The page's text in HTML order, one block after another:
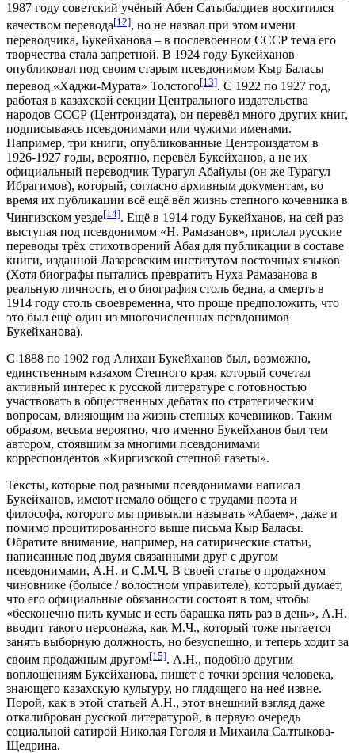
1987 году советский учёный Абен Сатыбалдиев восхитился
качеством перевода[12], но не назвал при этом имени
переводчика, Букейханова – в послевоенном СССР тема его
творчества стала запретной. В 1924 году Букейханов
опубликовал под своим старым псевдонимом Кыр Баласы
перевод «Хаджи-Мурата» Толстого[13]. С 1922 по 1927 год,
работая в казахской секции Центрального издательства
народов СССР (Центроиздата), он перевёл много других книг,
подписываясь псевдонимами или чужими именами.
Например, три книги, опубликованные Центроиздатом в
1926-1927 годы, вероятно, перевёл Букейханов, а не их
официальный переводчик Турагул Абайулы (он же Турагул
Ибрагимов), который, согласно архивным документам, во
время их публикации всё ещё вёл жизнь степного кочевника в
Чингизском уезде[14]. Ещё в 1914 году Букейханов, на сей раз
выступая под псевдонимом «Н. Рамазанов», прислал русские
переводы трёх стихотворений Абая для публикации в составе
книги, изданной Лазаревским институтом восточных языков
(Хотя биографы пытались превратить Нуха Рамазанова в
реальную личность, его биография столь бедна, а смерть в
1914 году столь своевременна, что проще предположить, что
это был ещё один из многочисленных псевдонимов
Букейханова).
С 1888 по 1902 год Алихан Букейханов был, возможно,
единственным казахом Степного края, который сочетал
активный интерес к русской литературе с готовностью
участвовать в общественных дебатах по стратегическим
вопросам, влияющим на жизнь степных кочевников. Таким
образом, весьма вероятно, что именно Букейханов был тем
автором, стоявшим за многими псевдонимами
корреспондентов «Киргизской степной газеты».
Тексты, которые под разными псевдонимами написал
Букейханов, имеют немало общего с трудами поэта и
философа, которого мы привыкли называть «Абаем», даже и
помимо процитированного выше письма Кыр Баласы.
Обратите внимание, например, на сатирические статьи,
написанные под двумя связанными друг с другом
псевдонимами, А.Н. и С.М.Ч. В своей статье о продажном
чиновнике (болысе / волостном управителе), который думает,
что его официальные обязанности состоят в том, чтобы
«бесконечно пить кумыс и есть барашка пять раз в день», А.Н.
вводит такого персонажа, как М.Ч., который тоже пытается
занять выборную должность, но безуспешно, и теперь ходит за
своим продажным другом[15]. А.Н., подобно другим
воплощениям Букейханова, пишет с точки зрения человека,
знающего казахскую культуру, но глядящего на неё извне.
Порой, как в этой статьей А.Н., этот внешний взгляд даже
откалиброван русской литературой, в первую очередь
социальной сатирой Николая Гоголя и Михаила Салтыкова-
Щедрина.